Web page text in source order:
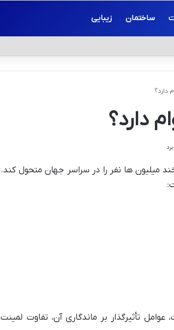
ساختمان زیبایی
دارد؟
دارد؟
میلیون ها نفر را در سراسر جهان متحول کند.
تأثیرگذار بر ماندگاری آن، تفاوت لمینت